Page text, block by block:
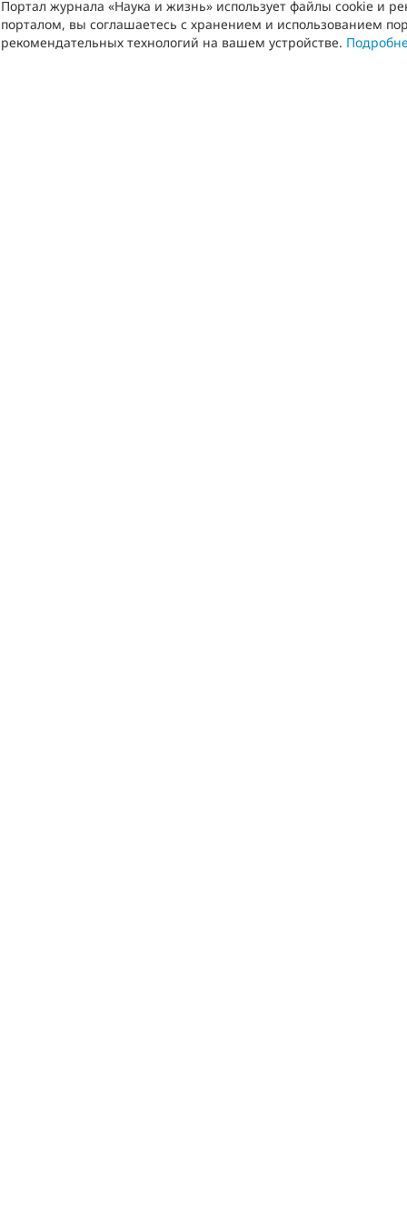
Портал журнала «Наука и жизнь» использует файлы cookie и
порталом, вы соглашаетесь с хранением и использованием
рекомендательных технологий на вашем устройстве.